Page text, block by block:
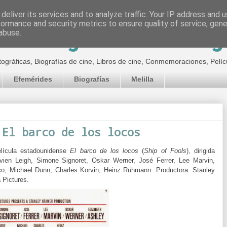
de Jorge
Biografías de cine, Libros de cine, Conmemoraciones,
Efemérides Biografías Melilla
barco de los locos
estadounidenseEl barco de los locos (Ship of Fools), dirigida
Leigh, Simone Signoret, Oskar Werner, José Ferrer, Lee Marvin,
Michael Dunn, Charles Korvin, Heinz Rühmann.
Productora:Stanley
Pictures.
its services and to analyze traffic. Your IP address and
and security metrics to ensure quality of service,